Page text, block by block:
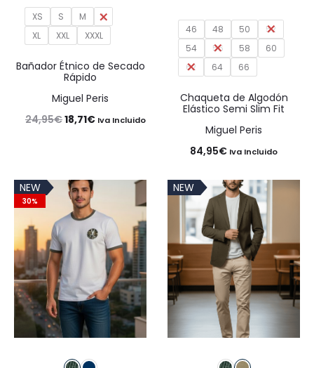
XS S M
L
XL
XXL XXXL
Bañador Étnico de Secado
Rápido
Miguel Peris
24,95€El
era:
24,95€.
18,71€El
es:
Iva Incluido
46 48 50
52
54
56 58
60
62
64 66
Chaqueta de Algodón
Elástico Semi Slim Fit
Miguel Peris
84,95€ Iva Incluido
NEW
30%
NEW